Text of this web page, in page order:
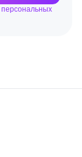
персональных